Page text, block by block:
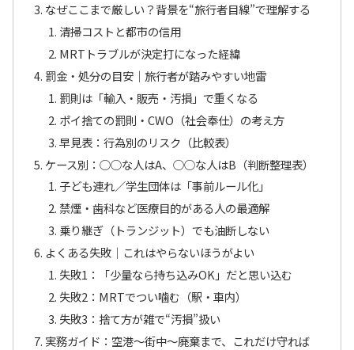
なぜここまで厳しい？背景を“旅行者目線”で理解する
清掃コストと都市の信用
MRTトラブルが決定打になった経緯
罰金・処分の目安｜旅行者が踏みやすい地雷
罰則は「輸入・販売・汚損」で重くなる
ポイ捨ての罰則・CWO（社会奉仕）の考え方
早見表：行為別のリスク（比較表）
ケース別：○○な人はA、○○な人はB（判断整理表）
子ども連れ／学生団体は「事前ルール化」
禁煙・歯科など医療目的がある人の最適解
乗り継ぎ（トランジット）でも油断しない
よくある失敗｜これはやらないほうがよい
失敗1：「少量なら持ち込みOK」だと思い込む
失敗2：MRTでつい噛む（駅・車内）
失敗3：捨て方が雑で“汚損”扱い
実務ガイド：空港〜街中〜廃棄まで、これだけ守れば